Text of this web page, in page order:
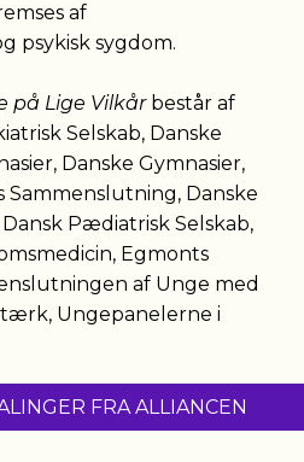
af
psykisk sygdom.
på Lige Vilkårbestår af
Selskab, Danske
Danske Gymnasier,
Sammenslutning, Danske
Pædiatrisk Selskab,
Egmonts
af Unge med
Ungepanelerne i
FRA ALLIANCEN